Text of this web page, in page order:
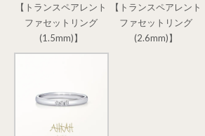
【トランスペアレント
ファセットリング
(1.5mm)】
【トランスペアレント
ファセットリング
(2.6mm)】